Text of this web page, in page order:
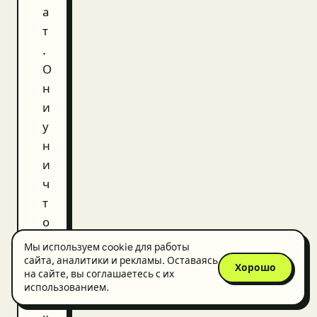
а
т
.
О
н
и
у
н
и
ч
т
о
а
ю
Мы используем cookie для работы
сайта, аналитики и рекламы. Оставаясь
на сайте, вы соглашаетесь с их
использованием.
Хорошо